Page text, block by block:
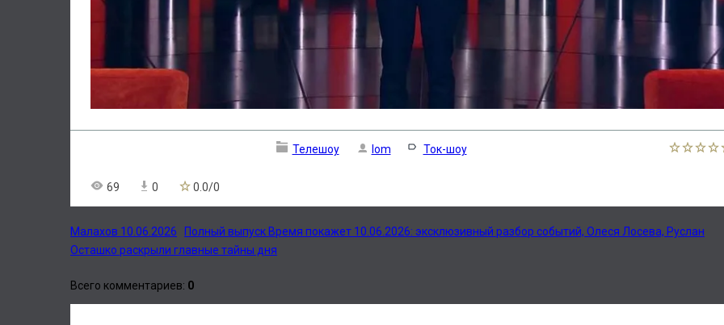
Телешоу lom Ток-шоу
69 0 0.0/0
Малахов 10.06.2026
Полный выпуск Время покажет 10.06.2026: эксклюзивный разбор событий, Олеся Лосева, Руслан
Осташко раскрыли главные тайны дня
Всего комментариев: 0